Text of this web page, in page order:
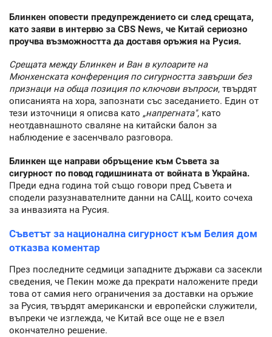
Блинкен оповести предупреждението си след срещата,
като заяви в интервю за CBS News, че Китай сериозно
проучва възможността да доставя оръжия на Русия.
Срещата между Блинкен и Ван в кулоарите на
Мюнхенската конференция по сигурността завърши без
признаци на обща позиция по ключови въпроси, твърдят
описанията на хора, запознати със заседанието. Един от
тези източници я описва като „напрегната", като
неотдавнашното сваляне на китайски балон за
наблюдение е засенчвало разговора.
Блинкен ще направи обръщение към Съвета за
сигурност по повод годишнината от войната в Украйна.
Преди една година той също говори пред Съвета и
сподели разузнавателните данни на САЩ, които сочеха
за инвазията на Русия.
Съветът за национална сигурност към Белия дом
отказва коментар
През последните седмици западните държави са засекли
сведения, че Пекин може да прекрати наложените преди
това от самия него ограничения за доставки на оръжие
за Русия, твърдят американски и европейски служители,
въпреки че изглежда, че Китай все още не е взел
окончателно решение.